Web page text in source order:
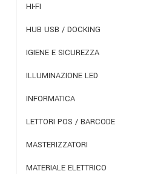
HI-FI
HUB USB / DOCKING
IGIENE E SICUREZZA
ILLUMINAZIONE LED
INFORMATICA
LETTORI POS / BARCODE
MASTERIZZATORI
MATERIALE ELETTRICO